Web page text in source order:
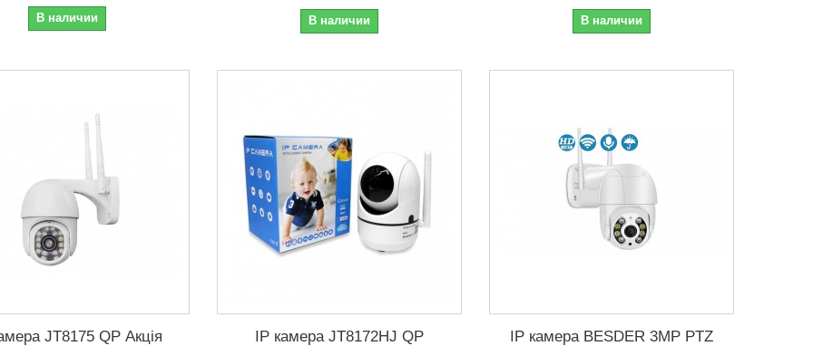
В наличии В наличии В наличии
JT8175 QP Акція
IP камера JT8172HJ QP
IP камера BESDER 3MP PTZ